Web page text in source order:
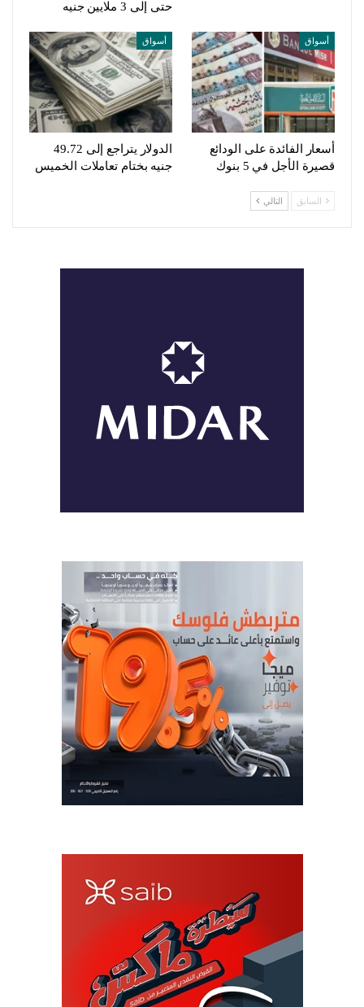
حتى إلى 3 ملايين جنيه
أسواق
أسعار الفائدة على الودائع
قصيرة الأجل في 5 بنوك
أسواق
الدولار يتراجع إلى 49.72
جنيه بختام تعاملات الخميس
السابق التالي